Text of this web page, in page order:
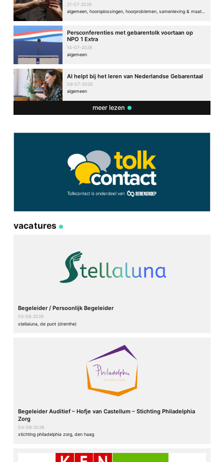
21-07-2026
algemeen, hooroplossingen, hoorproblemen, samenleving & maatschappij
Persconferenties met gebarentolk voortaan op
NPO 1 Extra
14-07-2026
algemeen
AI helpt bij het leren van Nederlandse Gebarentaal
08-07-2026
algemeen
meer lezen
vacatures
Begeleider / Persoonlijk Begeleider
05-08-2026
stellaluna, de punt (drenthe)
Begeleider Auditief – Hofje van Castellum – Stichting Philadelphia
Zorg
04-08-2026
stichting philadelphia zorg, den haag